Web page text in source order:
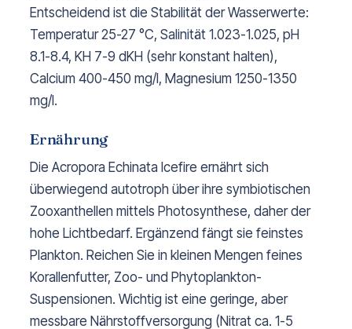
Entscheidend ist die Stabilität der Wasserwerte:
Temperatur 25-27 °C, Salinität 1.023-1.025, pH
8.1-8.4, KH 7-9 dKH (sehr konstant halten),
Calcium 400-450 mg/l, Magnesium 1250-1350
mg/l.
Ernährung
Die Acropora Echinata Icefire ernährt sich
überwiegend autotroph über ihre symbiotischen
Zooxanthellen mittels Photosynthese, daher der
hohe Lichtbedarf. Ergänzend fängt sie feinstes
Plankton. Reichen Sie in kleinen Mengen feines
Korallenfutter, Zoo- und Phytoplankton-
Suspensionen. Wichtig ist eine geringe, aber
messbare Nährstoffversorgung (Nitrat ca. 1-5